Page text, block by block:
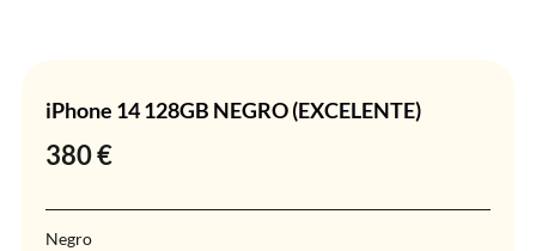
iPhone 14 128GB NEGRO (EXCELENTE)
380€
Negro